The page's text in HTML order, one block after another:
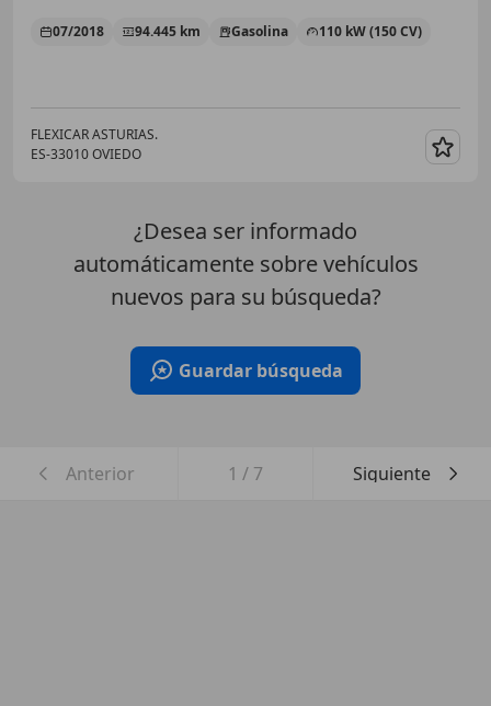
07/2018 94.445 km Gasolina 110 kW (150 CV)
FLEXICAR ASTURIAS.
ES-33010 OVIEDO
¿Desea ser informado
automáticamente sobre vehículos
nuevos para su búsqueda?
Guardar búsqueda
Anterior 1 / 7 Siguiente